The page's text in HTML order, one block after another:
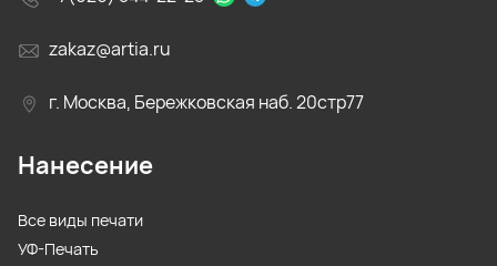
zakaz@artia.ru
г. Москва, Бережковская наб. 20стр77
Нанесение
Все виды печати
УФ-Печать